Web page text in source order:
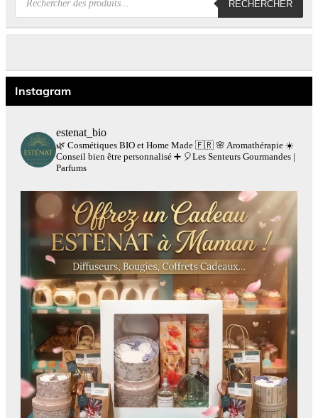
produits
RECHERCHER
Instagram
estenat_bio
🌿 Cosmétiques BIO et Home Made 🇫🇷🌸 Aromathérapie☀️
Conseil bien être personnalisé➕🎈Les Senteurs Gourmandes |
Parfums